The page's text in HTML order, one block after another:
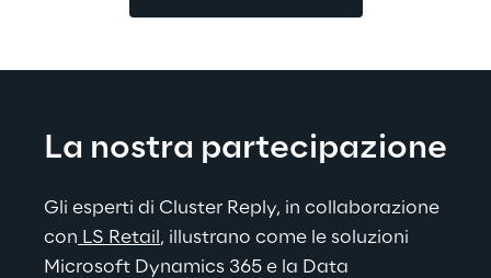
La nostra partecipazione
Gli esperti di Cluster Reply, in collaborazione
con LS Retail , illustrano come le soluzioni
Microsoft Dynamics 365 e la Data